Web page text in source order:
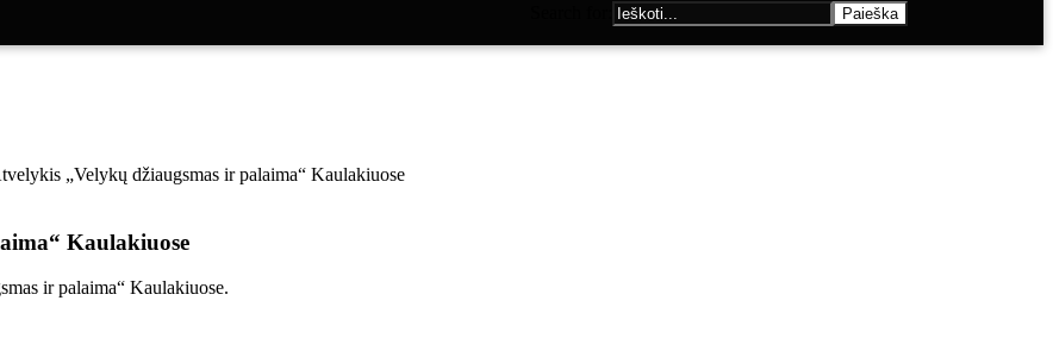
„Velykų džiaugsmas ir palaima“ Kaulakiuose
Kaulakiuose
ir palaima“ Kaulakiuose.